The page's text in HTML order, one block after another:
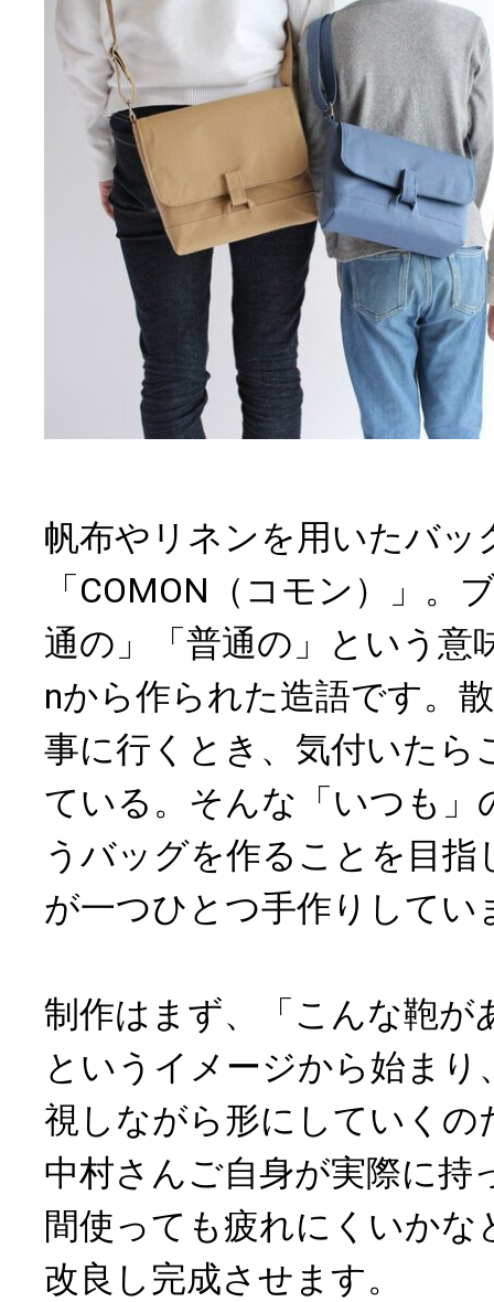
帆布やリネンを用いたバッ
「COMON（コモン）」。
通の」「普通の」という意
nから作られた造語です。
事に行くとき、気付いたら
ている。そんな「いつも」
うバッグを作ることを目指
が一つひとつ手作りしてい
制作はまず、「こんな鞄が
というイメージから始ま
視しながら形にしていくの
中村さんご自身が実際に持
間使っても疲れにくいか
改良し完成させます。